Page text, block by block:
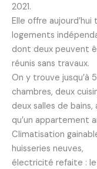
2021.
Elle offre aujourd’hui
logements
dont deux peuvent
réunis sans travaux.
On y trouve jusqu’à 5
chambres, deux
deux salles de bains,
qu’un appartement
Climatisation
huisseries neuves,
électricité refaite : le